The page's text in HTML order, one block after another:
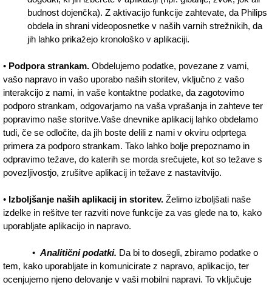
budnost dojenčka). Z aktivacijo funkcije zahtevate, da Philips
obdela in shrani videoposnetke v naših varnih strežnikih, da
jih lahko prikažejo kronološko v aplikaciji.
• Podpora strankam. Obdelujemo podatke, povezane z vami,
vašo napravo in vašo uporabo naših storitev, vključno z vašo
interakcijo z nami, in vaše kontaktne podatke, da zagotovimo
podporo strankam, odgovarjamo na vaša vprašanja in zahteve ter
popravimo naše storitve.Vaše dnevnike aplikacij lahko obdelamo
tudi, če se odločite, da jih boste delili z nami v okviru odprtega
primera za podporo strankam. Tako lahko bolje prepoznamo in
odpravimo težave, do katerih se morda srečujete, kot so težave s
povezljivostjo, zrušitve aplikacij in težave z nastavitvijo.
• Izboljšanje naših aplikacij in storitev. Želimo izboljšati naše
izdelke in rešitve ter razviti nove funkcije za vas glede na to, kako
uporabljate aplikacijo in napravo.
•Analitični podatki. Da bi to dosegli, zbiramo podatke o
tem, kako uporabljate in komunicirate z napravo, aplikacijo, ter
ocenjujemo njeno delovanje v vaši mobilni napravi. To vključuje